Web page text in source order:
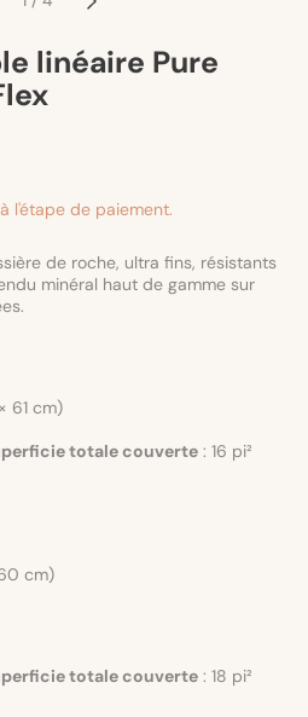
linéaire Pure
l'étape de paiement.
de roche, ultra fins, résistants
minéral haut de gamme sur
61 cm)
totale couverte : 16 pi²
cm)
totale couverte : 18 pi²